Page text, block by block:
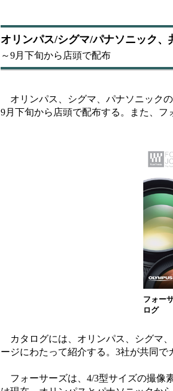
オリンパス/シグマ/パナソニック
～9月下旬から店頭で配布
オリンパス、シグマ、パナソニック
9月下旬から店頭で配布する。また、フ
フォー
ログ
カタログには、オリンパス、シグマ
ージにわたって紹介する。3社が共同で
フォーサーズは、4/3型サイズの撮像